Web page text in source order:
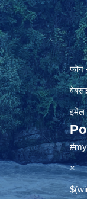
×